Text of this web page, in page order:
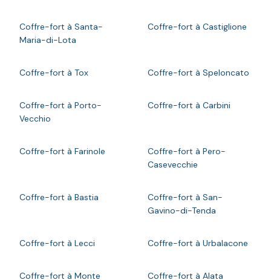
Coffre-fort à Santa-
Maria-di-Lota
Coffre-fort à Castiglione
Coffre-fort à Tox Coffre-fort à Speloncato
Coffre-fort à Porto-
Vecchio
Coffre-fort à Carbini
Coffre-fort à Farinole
Coffre-fort à Pero-
Casevecchie
Coffre-fort à Bastia
Coffre-fort à San-
Gavino-di-Tenda
Coffre-fort à Lecci Coffre-fort à Urbalacone
Coffre-fort à Monte Coffre-fort à Alata